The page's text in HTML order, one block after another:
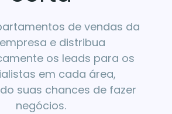
de vendas da
e distribua
os leads para os
em cada área,
suas chances de fazer
negócios.